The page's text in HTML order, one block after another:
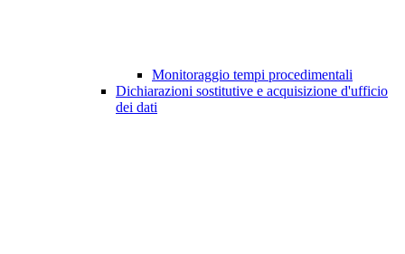
Monitoraggio tempi procedimentali
Dichiarazioni sostitutive e acquisizione d'ufficio
dei dati